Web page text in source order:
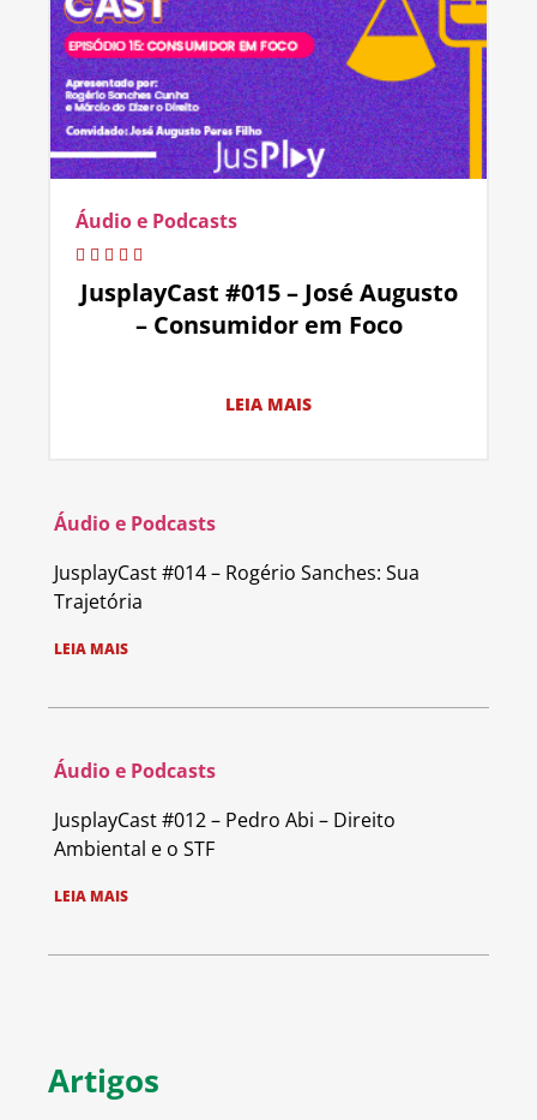
Áudio e Podcasts
JusplayCast #015 – José Augusto
– Consumidor em Foco
LEIA MAIS
Áudio e Podcasts
JusplayCast #014 – Rogério Sanches: Sua
Trajetória
LEIA MAIS
Áudio e Podcasts
JusplayCast #012 – Pedro Abi – Direito
Ambiental e o STF
LEIA MAIS
Artigos